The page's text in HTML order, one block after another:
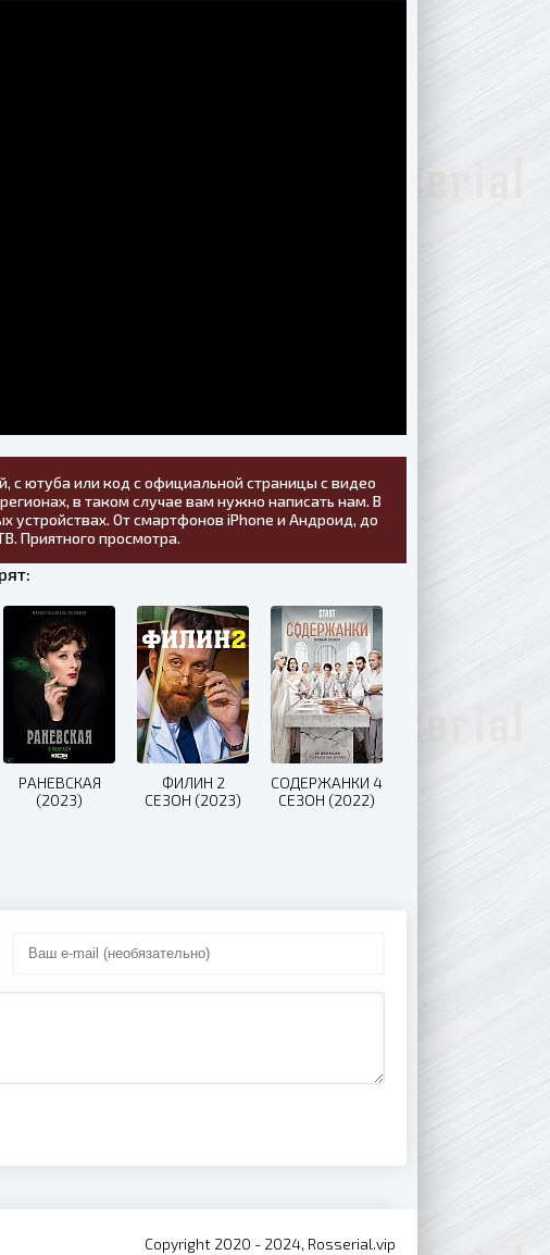
ютуба или код с официальной страницы с видео
в таком случае вам нужно написать нам. В
устройствах. От смартфонов iPhone и Андроид, до
Приятного просмотра.
РАНЕВСКАЯ
(2023)
ФИЛИН 2
СЕЗОН (2023)
СОДЕРЖАНКИ 4
СЕЗОН (2022)
Copyright 2020 - 2024, Rosserial.vip